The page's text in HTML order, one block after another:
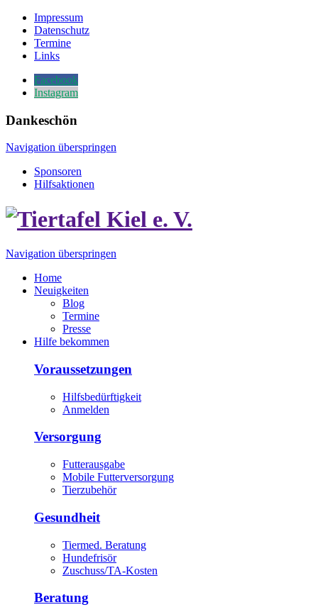
Impressum
Datenschutz
Termine
Links
Facebook
Instagram
Dankeschön
Navigation überspringen
Sponsoren
Hilfsaktionen
Navigation überspringen
Home
Neuigkeiten
Blog
Termine
Presse
Hilfe bekommen
Voraussetzungen
Hilfsbedürftigkeit
Anmelden
Versorgung
Futterausgabe
Mobile Futterversorgung
Tierzubehör
Gesundheit
Tiermed. Beratung
Hundefrisör
Zuschuss/TA-Kosten
Beratung